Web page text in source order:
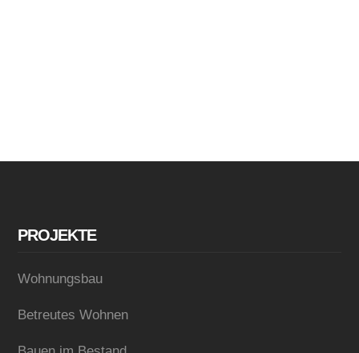
PROJEKTE
Wohnungsbau
Betreutes Wohnen